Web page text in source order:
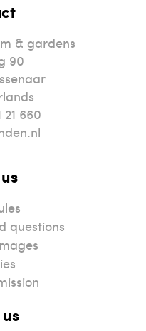
& gardens
90
21 660
questions